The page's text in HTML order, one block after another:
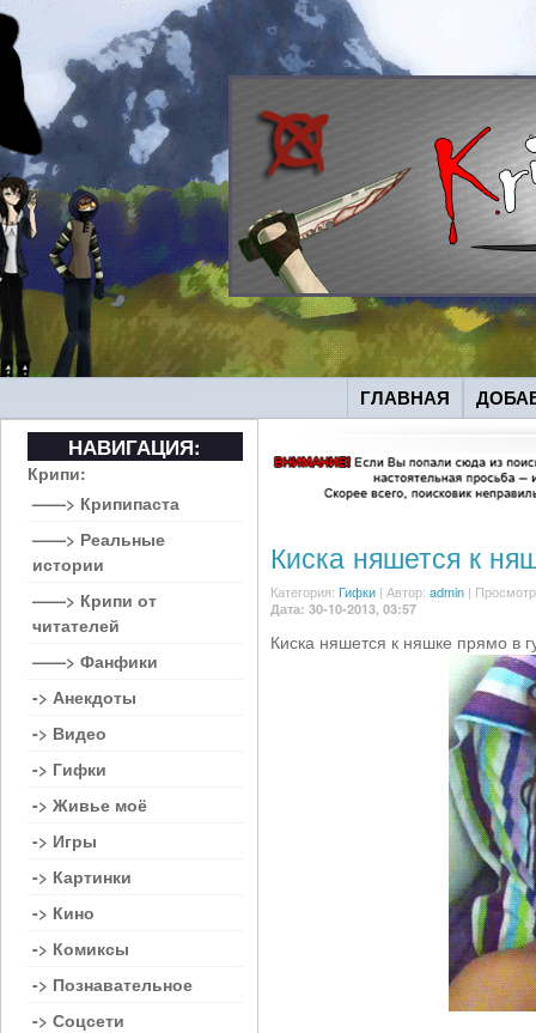
ГЛАВНАЯ
Киска няшется к
Категория: Гифки | Автор: admin |
Дата: 30-10-2013, 03:57
Киска няшется к няшке прямо в
НАВИГАЦИЯ:
Крипи:
——> Крипипаста
——> Реальные
истории
——> Крипи от
читателей
——> Фанфики
-> Анекдоты
-> Видео
-> Гифки
-> Живье моё
-> Игры
-> Картинки
-> Кино
-> Комиксы
-> Познавательное
-> Соцсети